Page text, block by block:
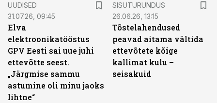
UUDISED
31.07.26, 09:45
Elva
elektroonikatööstus
GPV Eesti sai uue juhi
ettevõtte seest.
„Järgmise sammu
astumine oli minu jaoks
lihtne“
SISUTURUNDUS
26.06.26, 13:15
Tõstelahendused
peavad aitama vältida
ettevõtete kõige
kallimat kulu –
seisakuid